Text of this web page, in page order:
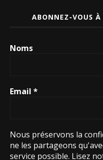
ABONNEZ-VOUS À
Noms
Email *
Nous préservons la
ne les partageons
service possible. Lisez